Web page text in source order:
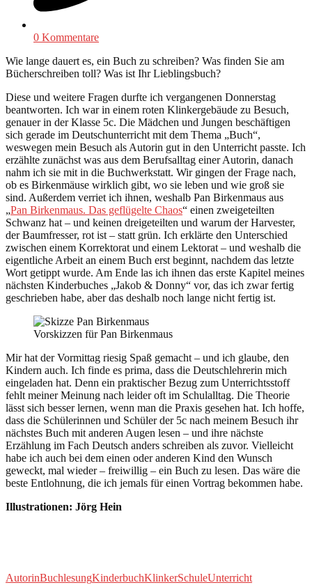
0 Kommentare
Wie lange dauert es, ein Buch zu schreiben? Was finden Sie am
Bücherschreiben toll? Was ist Ihr Lieblingsbuch?
Diese und weitere Fragen durfte ich vergangenen Donnerstag
beantworten. Ich war in einem roten Klinkergebäude zu Besuch,
genauer in der Klasse 5c. Die Mädchen und Jungen beschäftigen
sich gerade im Deutschunterricht mit dem Thema „Buch“,
weswegen mein Besuch als Autorin gut in den Unterricht passte. Ich
erzählte zunächst was aus dem Berufsalltag einer Autorin, danach
nahm ich sie mit in die Buchwerkstatt. Wir gingen der Frage nach,
ob es Birkenmäuse wirklich gibt, wo sie leben und wie groß sie
sind. Außerdem verriet ich ihnen, weshalb Pan Birkenmaus aus
„Pan Birkenmaus. Das geflügelte Chaos“ einen zweigeteilten
Schwanz hat – und keinen dreigeteilten und warum der Harvester,
der Baumfresser, rot ist – statt grün. Ich erklärte den Unterschied
zwischen einem Korrektorat und einem Lektorat – und weshalb die
eigentliche Arbeit an einem Buch erst beginnt, nachdem das letzte
Wort getippt wurde. Am Ende las ich ihnen das erste Kapitel meines
nächsten Kinderbuches „Jakob & Donny“ vor, das ich zwar fertig
geschrieben habe, aber das deshalb noch lange nicht fertig ist.
Vorskizzen für Pan Birkenmaus
Mir hat der Vormittag riesig Spaß gemacht – und ich glaube, den
Kindern auch. Ich finde es prima, dass die Deutschlehrerin mich
eingeladen hat. Denn ein praktischer Bezug zum Unterrichtsstoff
fehlt meiner Meinung nach leider oft im Schulalltag. Die Theorie
lässt sich besser lernen, wenn man die Praxis gesehen hat. Ich hoffe,
dass die Schülerinnen und Schüler der 5c nach meinem Besuch ihr
nächstes Buch mit anderen Augen lesen – und ihre nächste
Erzählung im Fach Deutsch anders schreiben als zuvor. Vielleicht
habe ich auch bei dem einen oder anderen Kind den Wunsch
geweckt, mal wieder – freiwillig – ein Buch zu lesen. Das wäre die
beste Entlohnung, die ich jemals für einen Vortrag bekommen habe.
Illustrationen: Jörg Hein
AutorinBuchlesungKinderbuchKlinkerSchuleUnterricht